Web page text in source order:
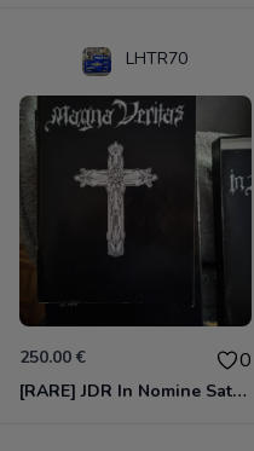
LHTR70
250.00 € 0
[RARE] JDR In Nomine Satanis / Magna Veritas – 1ère Édition BOÎTE (DOS BLANC, 1989) - CROC / Siroz